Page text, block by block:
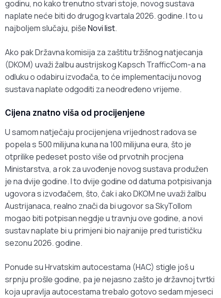
godinu, no kako trenutno stvari stoje, novog sustava
naplate neće biti do drugog kvartala 2026. godine. I to u
najboljem slučaju, pišeNovi list.
Ako pak Državna komisija za zaštitu tržišnog natjecanja
(DKOM) uvaži žalbu austrijskog Kapsch TrafficCom-a na
odluku o odabiru izvođača, to će implementaciju novog
sustava naplate odgoditi za neodređeno vrijeme.
Cijena znatno viša od procijenjene
U samom natječaju procijenjena vrijednost radova se
popela s 500 milijuna kuna na 100 milijuna eura, što je
otprilike pedeset posto više od prvotnih procjena
Ministarstva, a rok za uvođenje novog sustava produžen
je na dvije godine. I to dvije godine od datuma potpisivanja
ugovora s izvođačem, što, čak i ako DKOM ne uvaži žalbu
Austrijanaca, realno znači da bi ugovor sa SkyTollom
mogao biti potpisan negdje u travnju ove godine, a novi
sustav naplate bi u primjeni bio najranije pred turističku
sezonu 2026. godine.
Ponude su Hrvatskim autocestama (HAC) stigle još u
srpnju prošle godine, pa je nejasno zašto je državnoj tvrtki
koja upravlja autocestama trebalo gotovo sedam mjeseci